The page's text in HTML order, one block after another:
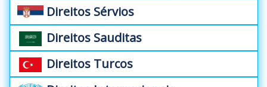
Direitos Sérvios
Direitos Sauditas
Direitos Turcos